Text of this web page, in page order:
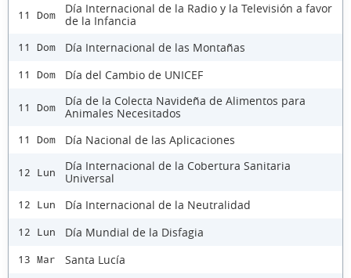
11 Dom
Día Internacional de la Radio y la Televisión a favor
de la Infancia
11 Dom Día Internacional de las Montañas
11 Dom Día del Cambio de UNICEF
11 Dom
Día de la Colecta Navideña de Alimentos para
Animales Necesitados
11 Dom Día Nacional de las Aplicaciones
12 Lun
Día Internacional de la Cobertura Sanitaria
Universal
12 Lun Día Internacional de la Neutralidad
12 Lun Día Mundial de la Disfagia
13 Mar Santa Lucía